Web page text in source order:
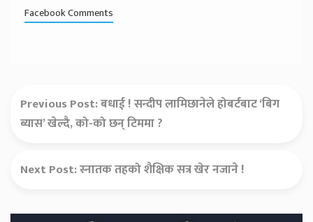
Facebook Comments
Previous Post:बधाई ! सन्दीप लामिछानेले होबर्टबाट ‘बिग
ब्यास’ खेल्दै, को-को छन् टिममा ?
Next Post:स्नातक तहको शैक्षिक सत्र खेर नजाने !